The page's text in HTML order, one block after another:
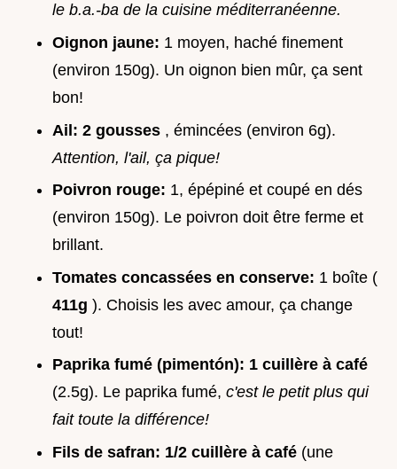
le b.a.-ba de la cuisine méditerranéenne.
Oignon jaune: 1 moyen, haché finement
(environ 150g). Un oignon bien mûr, ça sent
bon!
Ail: 2 gousses , émincées (environ 6g).
Attention, l'ail, ça pique!
Poivron rouge: 1, épépiné et coupé en dés
(environ 150g). Le poivron doit être ferme et
brillant.
Tomates concassées en conserve: 1 boîte (
411g ). Choisis les avec amour, ça change
tout!
Paprika fumé (pimentón): 1 cuillère à café
(2.5g). Le paprika fumé, c'est le petit plus qui
fait toute la différence!
Fils de safran: 1/2 cuillère à café (une